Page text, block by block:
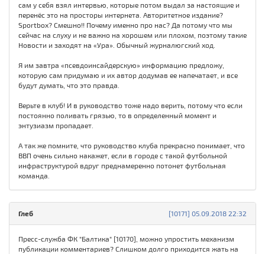
сам у себя взял интервью, которые потом выдал за настоящие и
перенёс это на просторы интернета. Авторитетное издание?
Sportbox? Смешно!! Почему именно про нас? Да потому что мы
сейчас на слуху и не важно на хорошем или плохом, поэтому такие
Новости и заходят на «Ура». Обычный журналюгский ход.
Я им завтра «псевдоинсайдерскую» информацию предложу,
которую сам придумаю и их автор додумав ее напечатает, и все
будут думать, что это правда.
Верьте в клуб! И в руководство тоже надо верить, потому что если
постоянно поливать грязью, то в определенный момент и
энтузиазм пропадает.
А так же помните, что руководство клуба прекрасно понимает, что
ВВП очень сильно накажет, если в городе с такой футбольной
инфраструктурой вдруг преднамеренно потонет футбольная
команда.
[10171] 05.09.2018 22:32
Глеб
Пресс-служба ФК "Балтика" [10170], можно упростить механизм
публикации комментариев? Слишком долго приходится жать на